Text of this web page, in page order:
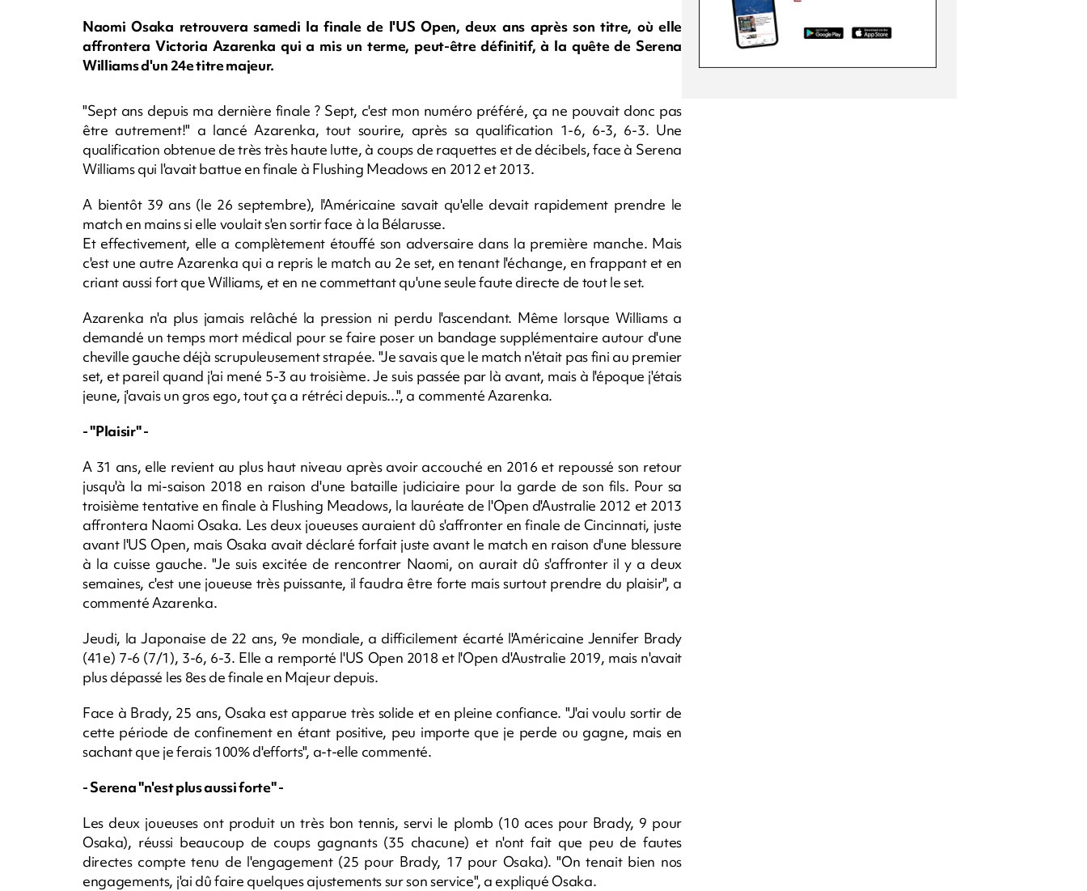
Naomi Osaka retrouvera samedi la finale de l'US Open, deux ans après son titre, où elle
affrontera Victoria Azarenka qui a mis un terme, peut-être définitif, à la quête de Serena
Williams d'un 24e titre majeur.
"Sept ans depuis ma dernière finale ? Sept, c'est mon numéro préféré, ça ne pouvait donc pas
être autrement!" a lancé Azarenka, tout sourire, après sa qualification 1-6, 6-3, 6-3. Une
qualification obtenue de très très haute lutte, à coups de raquettes et de décibels, face à Serena
Williams qui l'avait battue en finale à Flushing Meadows en 2012 et 2013.
A bientôt 39 ans (le 26 septembre), l'Américaine savait qu'elle devait rapidement prendre le
match en mains si elle voulait s'en sortir face à la Bélarusse.
Et effectivement, elle a complètement étouffé son adversaire dans la première manche. Mais
c'est une autre Azarenka qui a repris le match au 2e set, en tenant l'échange, en frappant et en
criant aussi fort que Williams, et en ne commettant qu'une seule faute directe de tout le set.
Azarenka n'a plus jamais relâché la pression ni perdu l'ascendant. Même lorsque Williams a
demandé un temps mort médical pour se faire poser un bandage supplémentaire autour d'une
cheville gauche déjà scrupuleusement strapée. "Je savais que le match n'était pas fini au premier
set, et pareil quand j'ai mené 5-3 au troisième. Je suis passée par là avant, mais à l'époque j'étais
jeune, j'avais un gros ego, tout ça a rétréci depuis...", a commenté Azarenka.
- "Plaisir" -
A 31 ans, elle revient au plus haut niveau après avoir accouché en 2016 et repoussé son retour
jusqu'à la mi-saison 2018 en raison d'une bataille judiciaire pour la garde de son fils. Pour sa
troisième tentative en finale à Flushing Meadows, la lauréate de l'Open d'Australie 2012 et 2013
affrontera Naomi Osaka. Les deux joueuses auraient dû s'affronter en finale de Cincinnati, juste
avant l'US Open, mais Osaka avait déclaré forfait juste avant le match en raison d'une blessure
à la cuisse gauche. "Je suis excitée de rencontrer Naomi, on aurait dû s'affronter il y a deux
semaines, c'est une joueuse très puissante, il faudra être forte mais surtout prendre du plaisir", a
commenté Azarenka.
Jeudi, la Japonaise de 22 ans, 9e mondiale, a difficilement écarté l'Américaine Jennifer Brady
(41e) 7-6 (7/1), 3-6, 6-3. Elle a remporté l'US Open 2018 et l'Open d'Australie 2019, mais n'avait
plus dépassé les 8es de finale en Majeur depuis.
Face à Brady, 25 ans, Osaka est apparue très solide et en pleine confiance. "J'ai voulu sortir de
cette période de confinement en étant positive, peu importe que je perde ou gagne, mais en
sachant que je ferais 100% d'efforts", a-t-elle commenté.
- Serena "n'est plus aussi forte" -
Les deux joueuses ont produit un très bon tennis, servi le plomb (10 aces pour Brady, 9 pour
Osaka), réussi beaucoup de coups gagnants (35 chacune) et n'ont fait que peu de fautes
directes compte tenu de l'engagement (25 pour Brady, 17 pour Osaka). "On tenait bien nos
engagements, j'ai dû faire quelques ajustements sur son service", a expliqué Osaka.